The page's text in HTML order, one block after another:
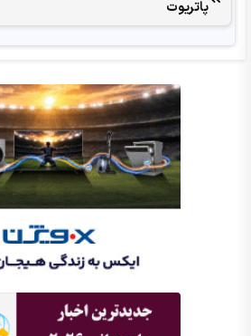
پاتریوت